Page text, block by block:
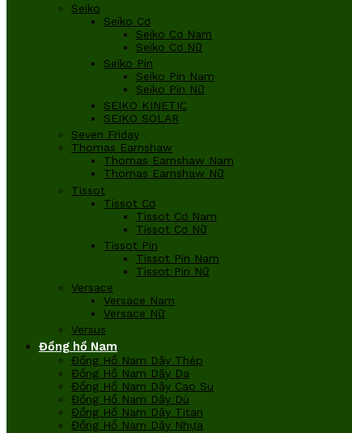
Seiko
Seiko Cơ
Seiko Cơ Nam
Seiko Cơ Nữ
Seiko Pin
Seiko Pin Nam
Seiko Pin Nữ
SEIKO KINETIC
SEIKO SOLAR
Seven Friday
Thomas Earnshaw
Thomas Earnshaw Nam
Thomas Earnshaw Nữ
Tissot
Tissot Cơ
Tissot Cơ Nam
Tissot Cơ Nữ
Tissot Pin
Tissot Pin Nam
Tissot Pin Nữ
Versace
Versace Nam
Versace Nữ
Versus
Đồng hồ Nam
Đồng Hồ Nam Dây Thép
Đồng Hồ Nam Dây Da
Đồng Hồ Nam Dây Cao Su
Đồng Hồ Nam Dây Dù
Đồng Hồ Nam Dây Titan
Đồng Hồ Nam Dây Nhựa